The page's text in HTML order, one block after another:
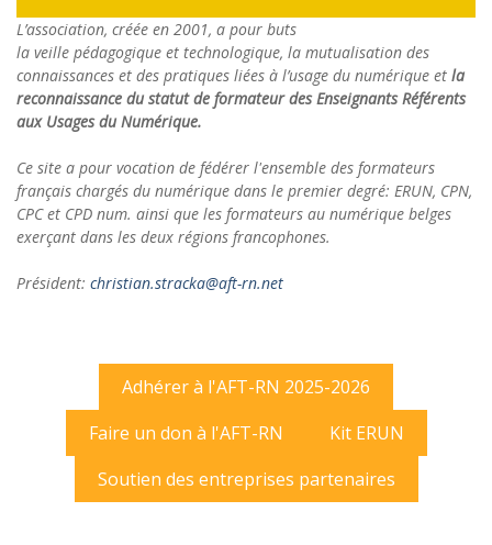
L’association, créée en 2001, a pour buts
la veille pédagogique et technologique, la mutualisation des
connaissances et des pratiques liées à l’usage du numérique et la
reconnaissance du statut de formateur des Enseignants Référents
aux Usages du Numérique.
Ce site a pour vocation de fédérer l'ensemble des formateurs
français chargés du numérique dans le premier degré: ERUN, CPN,
CPC et CPD num. ainsi que les formateurs au numérique belges
exerçant dans les deux régions francophones.
Président: christian.stracka@aft-rn.net
Adhérer à l'AFT-RN 2025-2026
Faire un don à l'AFT-RN
Kit ERUN
Soutien des entreprises partenaires